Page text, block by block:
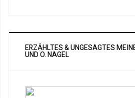
ERZÄHLTES & UNGESAGTES
ND O. NAGEL